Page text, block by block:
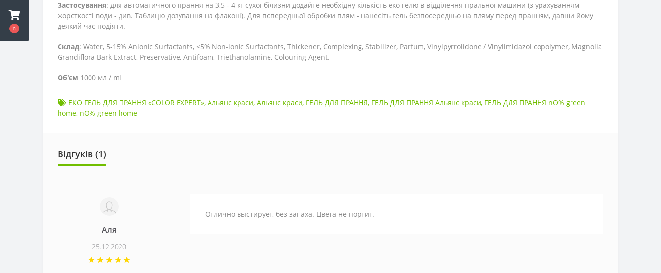
0
Застосування: для автоматичного прання на 3,5 - 4 кг сухої білизни додайте необхідну кількість еко гелю в відділення пральної машини (з урахуванням
жорсткості води - див. Таблицю дозування на флаконі). Для попередньої обробки плям - нанесіть гель безпосередньо на пляму перед пранням, давши йому
деякий час подіяти.
Склад: Water, 5-15% Anionic Surfactants, <5% Non-ionic Surfactants, Тhickener, Сomplexing, Stabilizer, Parfum, Vinylpyrrolidone / Vinylimidazol copolymer, Magnolia
Grandiflora Bark Extract, Preservative, Antifoam, Triethanolamine, Colouring Аgent.
Об'єм 1000 мл / ml
ЕКO ГЕЛЬ ДЛЯ ПРАННЯ «COLOR EXPERT», Альянс краси, Альянс краси, ГЕЛЬ ДЛЯ ПРАННЯ, ГЕЛЬ ДЛЯ ПРАННЯ Альянс краси, ГЕЛЬ ДЛЯ ПРАННЯ nO% green
home, nO% green home
Відгуків (1)
Аля
25.12.2020
Отлично выстирует, без запаха. Цвета не портит.